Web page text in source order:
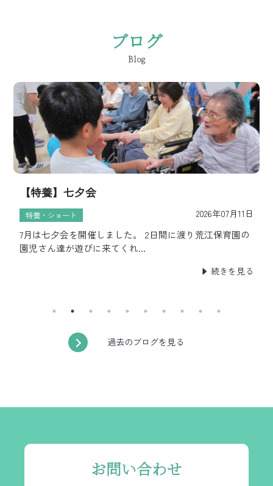
ブログ
Blog
【特養】七夕会
特養・ショート 2026年07月11日
7月は七夕会を開催しました。 2日間に渡り荒江保育園の
園児さん達が遊びに来てくれ…
続きを見る
過去のブログを見る
お問い合わせ